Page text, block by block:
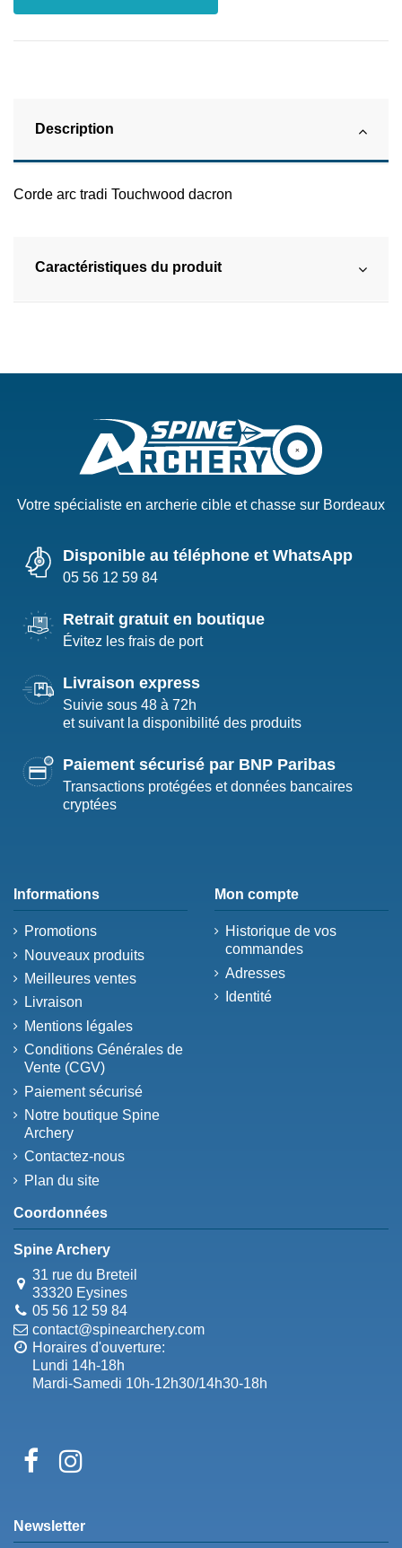
Description
Corde arc tradi Touchwood dacron
Caractéristiques du produit
Votre spécialiste en archerie cible et chasse sur Bordeaux
Disponible au téléphone et WhatsApp
05 56 12 59 84
Retrait gratuit en boutique
Évitez les frais de port
Livraison express
Suivie sous 48 à 72h
et suivant la disponibilité des produits
Paiement sécurisé par BNP Paribas
Transactions protégées et données bancaires
cryptées
Informations
Promotions
Nouveaux produits
Meilleures ventes
Livraison
Mentions légales
Conditions Générales de
Vente (CGV)
Paiement sécurisé
Notre boutique Spine
Archery
Contactez-nous
Plan du site
Mon compte
Historique de vos
commandes
Adresses
Identité
Coordonnées
Spine Archery
31 rue du Breteil
33320 Eysines
05 56 12 59 84
contact@spinearchery.com
Horaires d'ouverture:
Lundi 14h-18h
Mardi-Samedi 10h-12h30/14h30-18h
Newsletter